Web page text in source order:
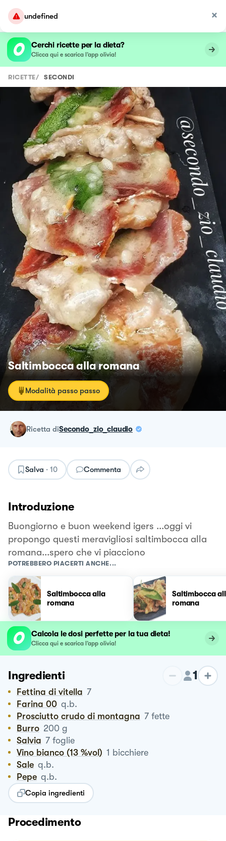
undefined
Cerchi ricette per la dieta?
Clicca qui e scarica l’app olivia!
RICETTE/ SECONDI
Saltimbocca alla romana
Modalità passo passo
ricetta diSecondo_zio_claudio
Salva · 10 Commenta
Introduzione
Buongiorno e buon weekend igers ...oggi vi
propongo questi meravigliosi saltimbocca alla
romana...spero che vi piacciono
POTREBBERO PIACERTI ANCHE...
Saltimbocca alla
romana
Saltimbocca
romana
Calcola le dosi perfette per la tua dieta!
Clicca qui e scarica l’app olivia!
Ingredienti 1
Fettina di vitella 7
Farina 00 q.b.
Prosciutto crudo di montagna 7 fette
Burro 200 g
Salvia 7 foglie
Vino bianco (13 %vol) 1 bicchiere
Sale q.b.
Pepe q.b.
Copia ingredienti
Procedimento